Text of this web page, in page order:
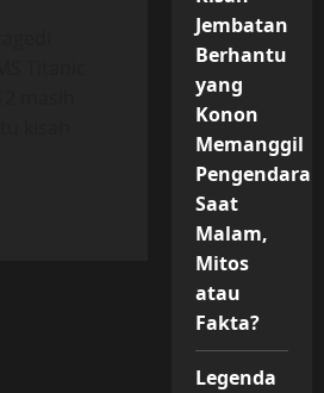
Jembatan
Berhantu
yang
Konon
Memanggil
Pengendara
Saat
Malam,
Mitos
atau
Fakta?
Legenda